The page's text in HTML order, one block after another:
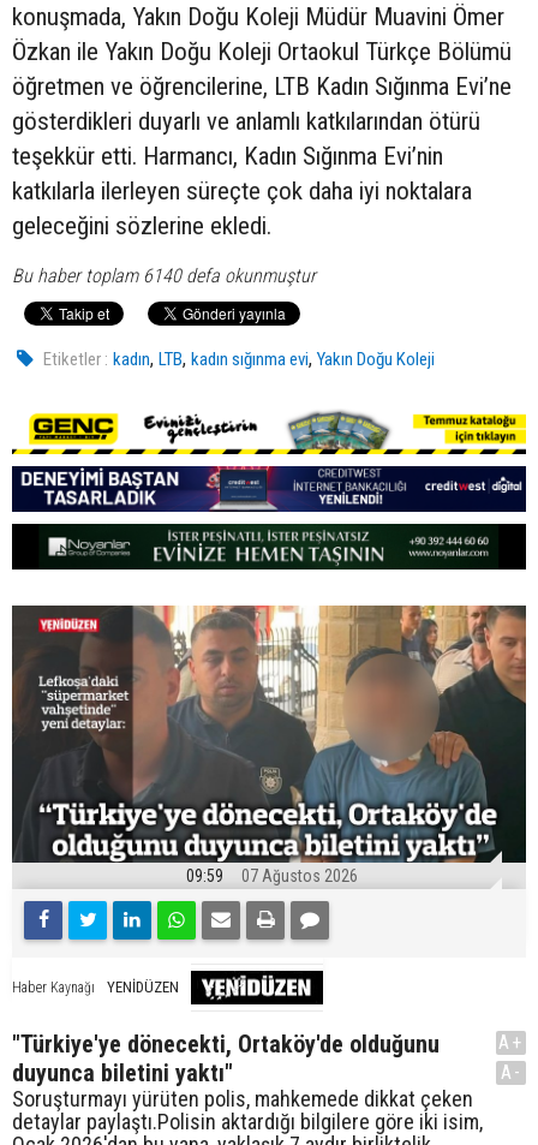
konuşmada, Yakın Doğu Koleji Müdür Muavini Ömer
Özkan ile Yakın Doğu Koleji Ortaokul Türkçe Bölümü
öğretmen ve öğrencilerine, LTB Kadın Sığınma Evi’ne
gösterdikleri duyarlı ve anlamlı katkılarından ötürü
teşekkür etti. Harmancı, Kadın Sığınma Evi’nin
katkılarla ilerleyen süreçte çok daha iyi noktalara
geleceğini sözlerine ekledi.
Bu haber toplam 6140 defa okunmuştur
Etiketler : kadın,LTB,kadın sığınma evi,Yakın Doğu Koleji
09:59 07 Ağustos 2026
Haber Kaynağı YENİDÜZEN
"Türkiye'ye dönecekti, Ortaköy'de olduğunu
duyunca biletini yaktı"
Soruşturmayı yürüten polis, mahkemede dikkat çeken
detaylar paylaştı.Polisin aktardığı bilgilere göre iki isim,
A+
A-